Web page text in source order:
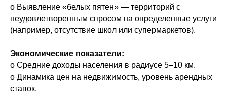
o Выявление «белых пятен» — территорий с
неудовлетворенным спросом на определенные услуги
(например, отсутствие школ или супермаркетов).
Экономические показатели:
o Средние доходы населения в радиусе 5–10 км.
o Динамика цен на недвижимость, уровень арендных
ставок.